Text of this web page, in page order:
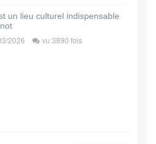
un lieu culturel indispensable
2026 vu 3890 fois